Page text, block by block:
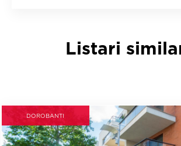
Listari
DOROBANTI